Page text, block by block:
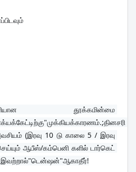
தூக்கமின்மை
(இரவு 10 டு காலை 5 / இரவு
ஆபீஸ்/கம்பெனி களில் டார்கெட்
இவற்றால்"டென்ஷன்"ஆகாதீர்!